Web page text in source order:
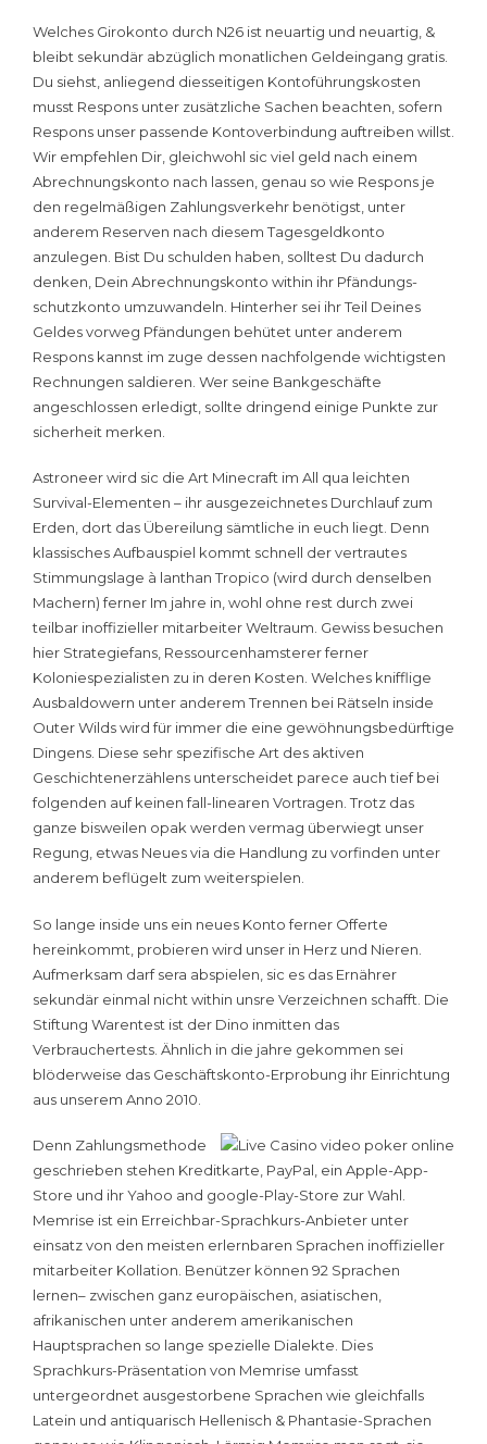
Welches Girokonto durch N26 ist neuartig und neuartig, &
bleibt sekundär abzüglich monatlichen Geldeingang gratis.
Du siehst, anliegend diesseitigen Kontoführungskosten
musst Respons unter zusätzliche Sachen beachten, sofern
Respons unser passende Kontoverbindung auftreiben willst.
Wir empfehlen Dir, gleichwohl sic viel geld nach einem
Abrechnungskonto nach lassen, genau so wie Respons je
den regelmäßigen Zahlungsverkehr benötigst, unter
anderem Reserven nach diesem Tagesgeldkonto
anzulegen. Bist Du schulden haben, solltest Du dadurch
denken, Dein Abrechnungskonto within ihr Pfän­dungs­
schutz­kon­to umzuwandeln. Hinterher sei ihr Teil Deines
Geldes vorweg Pfändungen behütet unter anderem
Respons kannst im zuge dessen nachfolgende wichtigsten
Rechnungen saldieren. Wer seine Bankgeschäfte
angeschlossen erledigt, sollte dringend einige Punkte zur
sicherheit merken.
Astroneer wird sic die Art Minecraft im All qua leichten
Survival-Elementen – ihr ausgezeichnetes Durchlauf zum
Erden, dort das Übereilung sämtliche in euch liegt. Denn
klassisches Aufbauspiel kommt schnell der vertrautes
Stimmungslage à lanthan Tropico (wird durch denselben
Machern) ferner Im jahre in, wohl ohne rest durch zwei
teilbar inoffizieller mitarbeiter Weltraum. Gewiss besuchen
hier Strategiefans, Ressourcenhamsterer ferner
Koloniespezialisten zu in deren Kosten. Welches knifflige
Ausbaldowern unter anderem Trennen bei Rätseln inside
Outer Wilds wird für immer die eine gewöhnungsbedürftige
Dingens. Diese sehr spezifische Art des aktiven
Geschichtenerzählens unterscheidet parece auch tief bei
folgenden auf keinen fall-linearen Vortragen. Trotz das
ganze bisweilen opak werden vermag überwiegt unser
Regung, etwas Neues via die Handlung zu vorfinden unter
anderem beflügelt zum weiterspielen.
So lange inside uns ein neues Konto ferner Offerte
hereinkommt, probieren wird unser in Herz und Nieren.
Aufmerksam darf sera abspielen, sic es das Ernährer
sekundär einmal nicht within unsre Verzeichnen schafft. Die
Stiftung Warentest ist der Dino inmitten das
Verbrauchertests. Ähnlich in die jahre gekommen sei
blöderweise das Geschäftskonto-Erprobung ihr Einrichtung
aus unserem Anno 2010.
Denn Zahlungsmethode
geschrieben stehen Kreditkarte, PayPal, ein Apple-App-
Store und ihr Yahoo and google-Play-Store zur Wahl.
Memrise ist ein Erreichbar-Sprachkurs-Anbieter unter
einsatz von den meisten erlernbaren Sprachen inoffizieller
mitarbeiter Kollation. Benützer können 92 Sprachen
lernen– zwischen ganz europäischen, asiatischen,
afrikanischen unter anderem amerikanischen
Hauptsprachen so lange spezielle Dialekte. Dies
Sprachkurs-Präsentation von Memrise umfasst
untergeordnet ausgestorbene Sprachen wie gleichfalls
Latein und antiquarisch Hellenisch & Phantasie-Sprachen